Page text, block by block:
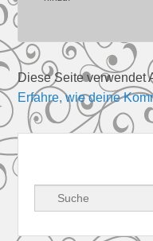
Diese Seite verwendet
Erfahre, wie deine
Suche